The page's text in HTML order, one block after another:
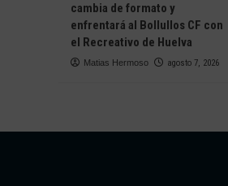
cambia de formato y
enfrentará al Bollullos CF con
el Recreativo de Huelva
Matias Hermoso agosto 7, 2026